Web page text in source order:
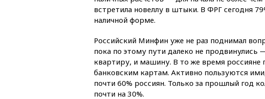
встретила новеллу в штыки. В ФРГ сегодня
наличной форме.
Российский Минфин уже не раз поднимал
пока по этому пути далеко не
квартиру, и машину. В то же время
банковским картам. Активно пользуются
почти 60% россиян. Только за прошлый год
почти на 30%.